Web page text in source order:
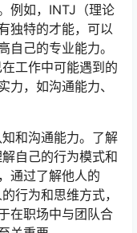
例如，INTJ（理论
独特的才能，可以
自己的专业能力。
工作中可能遇到的
力，如沟通能力、
和沟通能力。了解
自己的行为模式和
通过了解他人的
行为和思维方式，
在职场中与团队合